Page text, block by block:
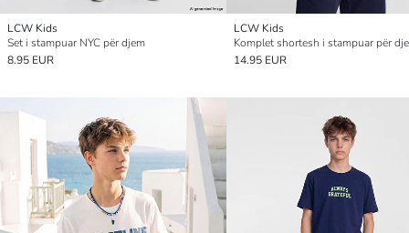
LCW Kids
Set i stampuar NYC për djem
8.95 EUR
LCW Kids
Komplet shortesh i stampuar për
14.95 EUR